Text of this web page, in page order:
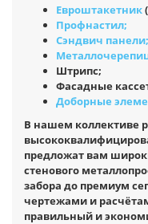
Евроштакетник
Профнастил;
Сэндвич панели;
Штрипс;
Фасадные
Доборные
В нашем коллективе
предложат вам
стенового
забора до премиум
чертежами и
правильный и